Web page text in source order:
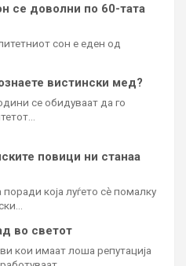
се доволни по 60-тата
сон е еден од
вистински мед?
се обидуваат да го
повици ни станаа
која луѓето сè помалку
во светот
кои имаат лоша репутација